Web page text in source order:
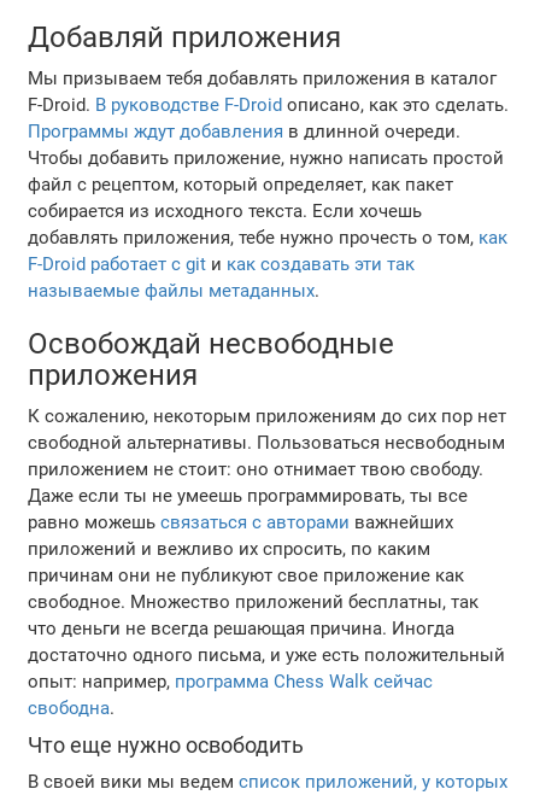
Добавляй приложения
Мы призываем тебя добавлять приложения в каталог
F-Droid. В руководстве F-Droid описано, как это сделать.
Программы ждут добавления в длинной очереди.
Чтобы добавить приложение, нужно написать простой
файл с рецептом, который определяет, как пакет
собирается из исходного текста. Если хочешь
добавлять приложения, тебе нужно прочесть о том, как
F-Droid работает с git и как создавать эти так
называемые файлы метаданных.
Освобождай несвободные
приложения
К сожалению, некоторым приложениям до сих пор нет
свободной альтернативы. Пользоваться несвободным
приложением не стоит: оно отнимает твою свободу.
Даже если ты не умеешь программировать, ты все
равно можешьсвязаться с авторами важнейших
приложений и вежливо их спросить, по каким
причинам они не публикуют свое приложение как
свободное. Множество приложений бесплатны, так
что деньги не всегда решающая причина. Иногда
достаточно одного письма, и уже есть положительный
опыт: например, программа Chess Walk сейчас
свободна.
Что еще нужно освободить
В своей вики мы ведемсписок приложений, у которых